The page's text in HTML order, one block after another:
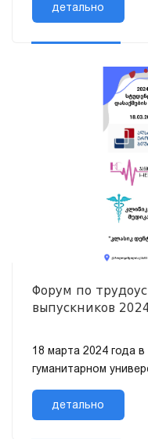
Грузии, докторанта
детально
Форум по
выпускников
18 марта 2024 года
гуманитарном
трудоустройству
качестве
детально